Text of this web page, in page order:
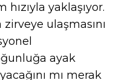
hızıyla yaklaşıyor.
zirveye ulaşmasını
ayak
mı merak